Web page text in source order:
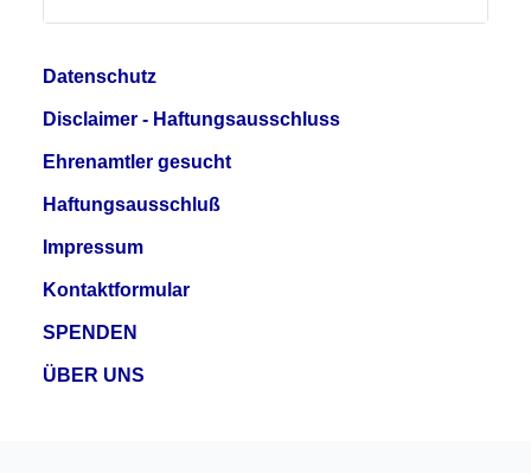
Datenschutz
Disclaimer - Haftungsausschluss
Ehrenamtler gesucht
Haftungsausschluß
Impressum
Kontaktformular
SPENDEN
ÜBER UNS